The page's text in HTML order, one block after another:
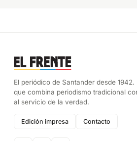
El periódico de Santander desde
que combina periodismo tradicional
al servicio de la verdad.
Edición impresa Contacto